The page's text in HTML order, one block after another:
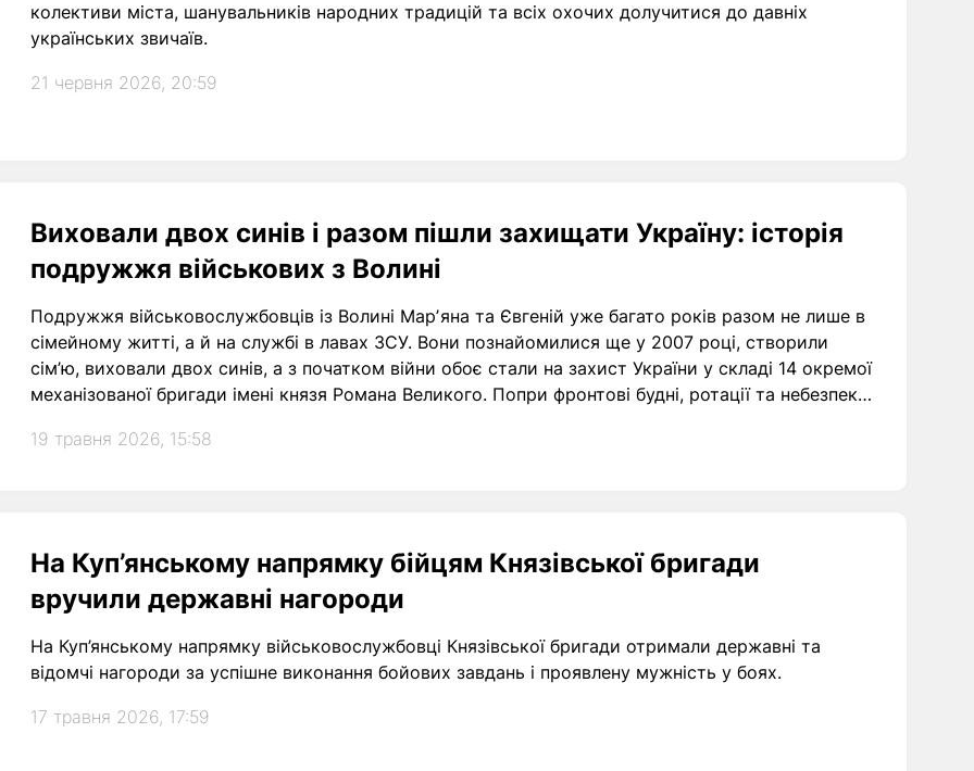
колективи міста, шанувальників народних традицій та всіх охочих долучитися до давніх
українських звичаїв.
21 червня 2026, 20:59
Виховали двох синів і разом пішли захищати Україну: історія
подружжя військових з Волині
Подружжя військовослужбовців із Волині Марʼяна та Євгеній уже багато років разом не лише в
сімейному житті, а й на службі в лавах ЗСУ. Вони познайомилися ще у 2007 році, створили
сім’ю, виховали двох синів, а з початком війни обоє стали на захист України у складі 14 окремої
механізованої бригади імені князя Романа Великого. Попри фронтові будні, ротації та небезпеку,
19 травня 2026, 15:58
На Куп’янському напрямку бійцям Князівської бригади
вручили державні нагороди
На Куп’янському напрямку військовослужбовці Князівської бригади отримали державні та
відомчі нагороди за успішне виконання бойових завдань і проявлену мужність у боях.
17 травня 2026, 17:59